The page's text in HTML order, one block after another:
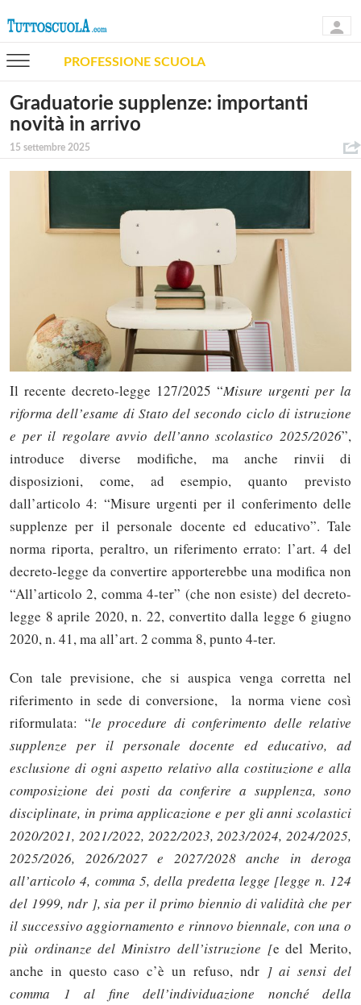
PROFESSIONE SCUOLA
Graduatorie supplenze: importanti
novità in arrivo
15 settembre 2025
Il recente decreto-legge 127/2025 “Misure urgenti per la
riforma dell’esame di Stato del secondo ciclo di istruzione
e per il regolare avvio dell’anno scolastico 2025/2026”,
introduce diverse modifiche, ma anche rinvii di
disposizioni, come, ad esempio, quanto previsto
dall’articolo 4: “Misure urgenti per il conferimento delle
supplenze per il personale docente ed educativo”. Tale
norma riporta, peraltro, un riferimento errato: l’art. 4 del
decreto-legge da convertire apporterebbe una modifica non
“All’articolo 2, comma 4-ter” (che non esiste) del decreto-
legge 8 aprile 2020, n. 22, convertito dalla legge 6 giugno
2020, n. 41, ma all’art. 2 comma 8, punto 4-ter.
Con tale previsione, che si auspica venga corretta nel
riferimento in sede di conversione, la norma viene così
riformulata: “le procedure di conferimento delle relative
supplenze per il personale docente ed educativo, ad
esclusione di ogni aspetto relativo alla costituzione e alla
composizione dei posti da conferire a supplenza, sono
disciplinate, in prima applicazione e per gli anni scolastici
2020/2021, 2021/2022, 2022/2023, 2023/2024, 2024/2025,
2025/2026, 2026/2027 e 2027/2028 anche in deroga
all’articolo 4, comma 5, della predetta legge [legge n. 124
del 1999, ndr ], sia per il primo biennio di validità che per
il successivo aggiornamento e rinnovo biennale, con una o
più ordinanze del Ministro dell’istruzione [e del Merito,
anche in questo caso c’è un refuso, ndr] ai sensi del
comma 1 al fine dell’individuazione nonché della